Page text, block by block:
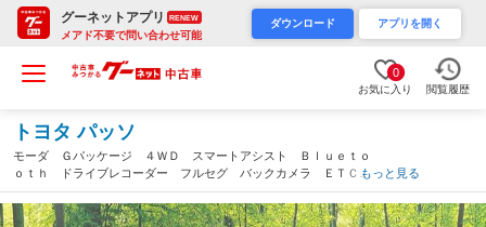
グーネットアプリ RENEW
メアド不要で問い合わせ可能
ダウンロード アプリを開く
0
お気に入り 閲覧履歴
トヨタ パッソ
モーダ Ｇパッケージ ４ＷＤ スマートアシスト Ｂｌｕｅｔｏ
ｏｔｈ ドライブレコーダー フルセグ バックカメラ ＥＴＣ
禁煙車 純正１４インチアルミホイール ＬＥＤヘッドライト フ
ロントフォグ スマートキー オートエアコン（富山県）
もっと見る